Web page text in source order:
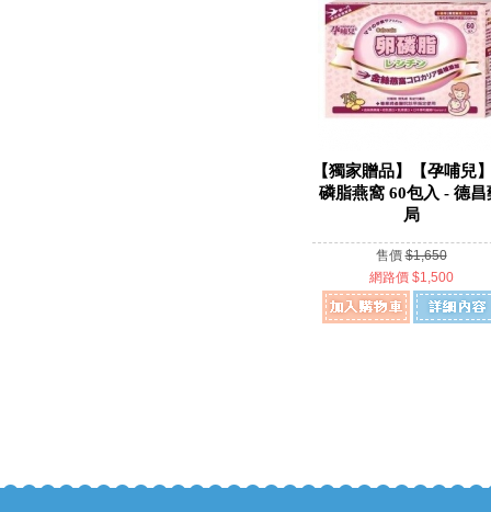
【獨家贈品】【孕哺兒
磷脂燕窩 60包入 - 德昌
局
售價$1,650
網路價 $1,500